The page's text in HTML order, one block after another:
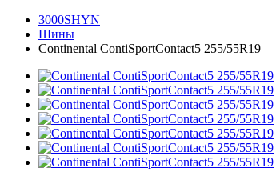
3000SHYN
Шины
Continental ContiSportContact5 255/55R19